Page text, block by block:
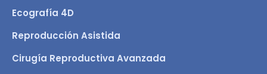
Ecografía 4D
Reproducción Asistida
Cirugía Reproductiva Avanzada